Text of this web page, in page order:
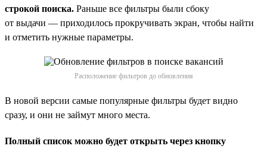
строкой поиска. Раньше все фильтры были сбоку
от выдачи — приходилось прокручивать экран, чтобы найти
и отметить нужные параметры.
Расположение фильтров до обновления
В новой версии самые популярные фильтры будет видно
сразу, и они не займут много места.
Полный список можно будет открыть через кнопку